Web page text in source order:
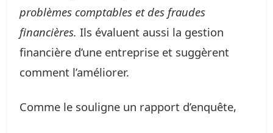
problèmes comptables et des fraudes
financières. Ils évaluent aussi la gestion
financière d’une entreprise et suggèrent
comment l’améliorer.
Comme le souligne un rapport d’enquête,